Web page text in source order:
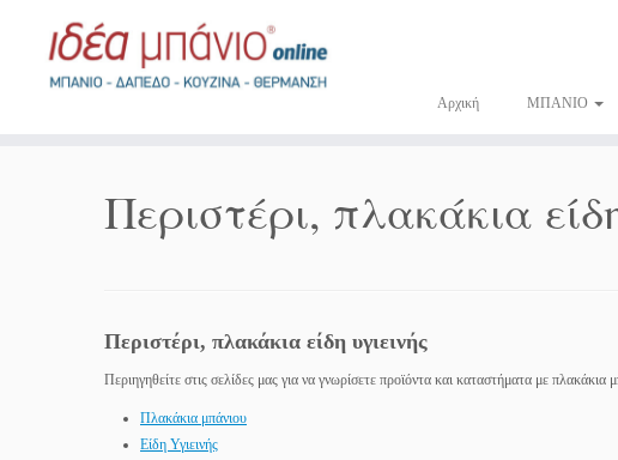
περιεχόμενο
Αρχική ΜΠΑΝΙΟ
Περιστέρι, πλακάκια
Περιστέρι, πλακάκια είδη υγιεινής
Περιηγηθείτε στις σελίδες μας για να γνωρίσετε προϊόντα και καταστήματα με πλακάκια
Πλακάκια μπάνιου
Είδη Υγιεινής